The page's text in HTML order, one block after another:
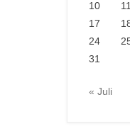
10
11
17
24
31
« Juli